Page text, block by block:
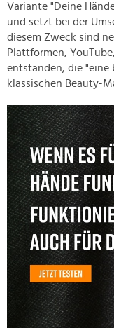
Variante "Deine
und setzt bei der
diesem Zweck sind
Plattformen,
entstanden, die "eine
klassischen Beauty-